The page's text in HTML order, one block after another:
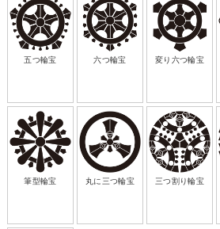
五つ輪宝 六つ輪宝 変り六つ輪宝
筆型輪宝 丸に三つ輪宝 三つ割り輪宝